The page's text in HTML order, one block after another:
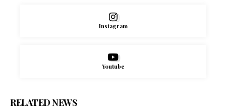
Instagram
Youtube
RELATED NEWS